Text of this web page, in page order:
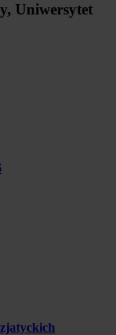
Uniwersytet